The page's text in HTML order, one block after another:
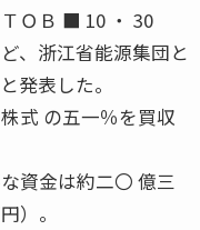
ＴＯＢ ■ 10 ・ 30
、浙江省能源集団と
発表した。
式 の五一％を買収
資金は約二〇 億三
）。